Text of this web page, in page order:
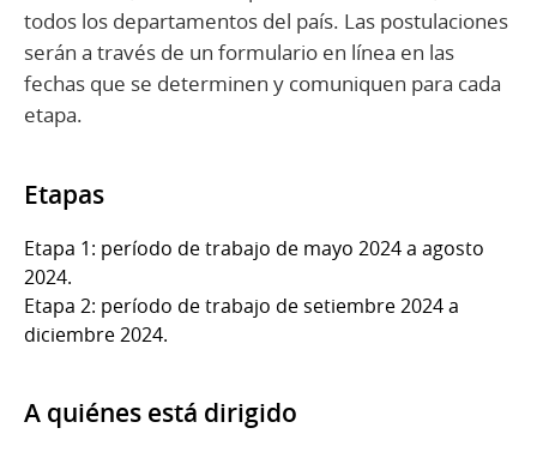
todos los departamentos del país. Las postulaciones
serán a través de un formulario en línea en las
fechas que se determinen y comuniquen para cada
etapa.
Etapas
Etapa 1: período de trabajo de mayo 2024 a agosto
2024.
Etapa 2: período de trabajo de setiembre 2024 a
diciembre 2024.
A quiénes está dirigido